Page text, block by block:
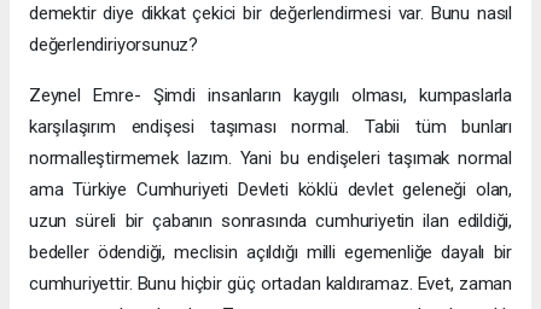
demektir diye dikkat çekici bir değerlendirmesi var. Bunu nasıl
değerlendiriyorsunuz?
Zeynel Emre- Şimdi insanların kaygılı olması, kumpaslarla
karşılaşırım endişesi taşıması normal. Tabii tüm bunları
normalleştirmemek lazım. Yani bu endişeleri taşımak normal
ama Türkiye Cumhuriyeti Devleti köklü devlet geleneği olan,
uzun süreli bir çabanın sonrasında cumhuriyetin ilan edildiği,
bedeller ödendiği, meclisin açıldığı milli egemenliğe dayalı bir
cumhuriyettir. Bunu hiçbir güç ortadan kaldıramaz. Evet, zaman